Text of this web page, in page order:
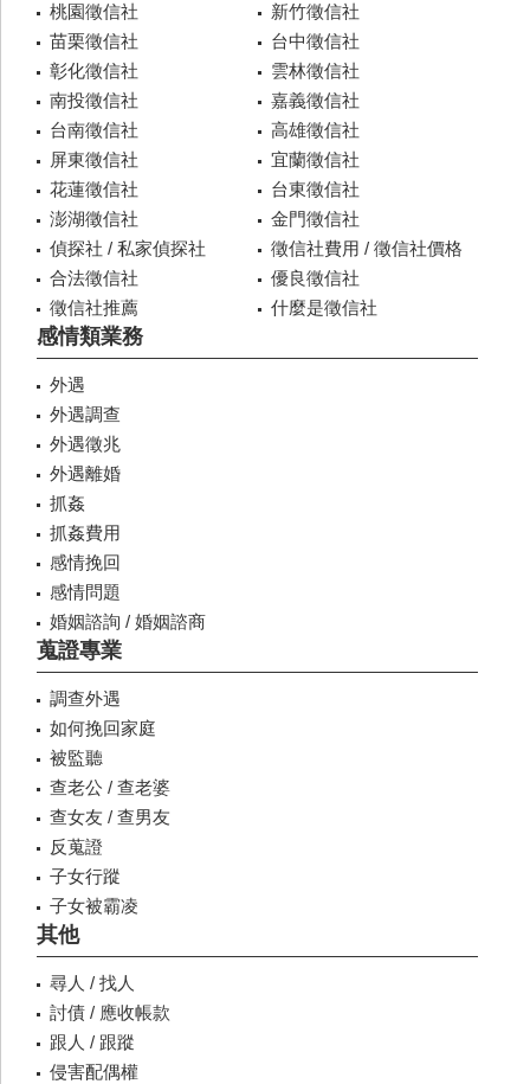
桃園徵信社
新竹徵信社
苗栗徵信社
台中徵信社
彰化徵信社
雲林徵信社
南投徵信社
嘉義徵信社
台南徵信社
高雄徵信社
屏東徵信社
宜蘭徵信社
花蓮徵信社
台東徵信社
澎湖徵信社
金門徵信社
偵探社 / 私家偵探社
徵信社費用 / 徵信社價格
合法徵信社
優良徵信社
徵信社推薦
什麼是徵信社
感情類業務
外遇
外遇調查
外遇徵兆
外遇離婚
抓姦
抓姦費用
感情挽回
感情問題
婚姻諮詢 / 婚姻諮商
蒐證專業
調查外遇
如何挽回家庭
被監聽
查老公 / 查老婆
查女友 / 查男友
反蒐證
子女行蹤
子女被霸凌
其他
尋人 / 找人
討債 / 應收帳款
跟人 / 跟蹤
侵害配偶權